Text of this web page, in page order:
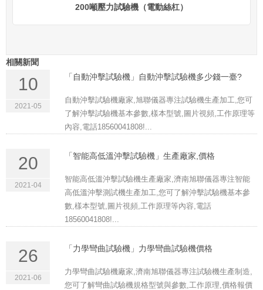
200噸壓力試驗機（電動絲杠）
相關新聞
10
2021-05
「自動沖擊試驗機」自動沖擊試驗機多少錢一臺?
自動沖擊試驗機廠家,旭聯儀器專注試驗機生產加工,您可
了解沖擊試驗機基本參數,樣本型號,圖片視頻,工作原理等
內容,電話18560041808!...
20
2021-04
「智能高低溫沖擊試驗機」生產廠家,價格
智能高低溫沖擊試驗機生產廠家,濟南旭聯儀器專注智能
高低溫沖擊測試機生產加工,您可了解沖擊試驗機基本參
數,樣本型號,圖片視頻,工作原理等內容,電話
18560041808!...
26
2021-06
「力學彎曲試驗機」力學彎曲試驗機價格
力學彎曲試驗機廠家,濟南旭聯儀器專注試驗機生產制造,
您可了解彎曲試驗機規格型號與參數,工作原理,價格報價